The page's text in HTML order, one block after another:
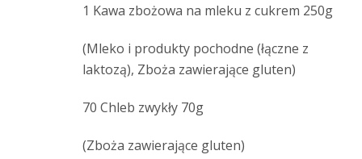
1 Kawa zbożowa na mleku z cukrem 250g
(Mleko i produkty pochodne (łączne z
laktozą), Zboża zawierające gluten)
70 Chleb zwykły 70g
(Zboża zawierające gluten)